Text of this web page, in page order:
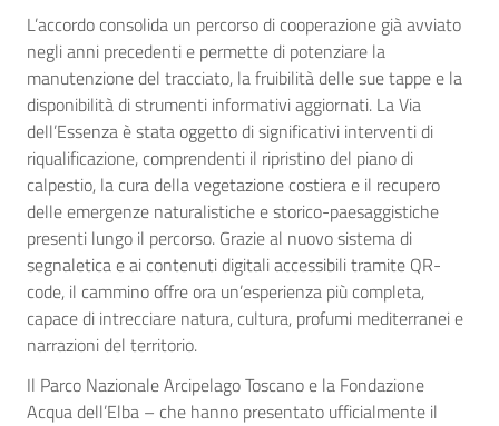
L’accordo consolida un percorso di cooperazione già avviato
negli anni precedenti e permette di potenziare la
manutenzione del tracciato, la fruibilità delle sue tappe e la
disponibilità di strumenti informativi aggiornati. La Via
dell’Essenza è stata oggetto di significativi interventi di
riqualificazione, comprendenti il ripristino del piano di
calpestio, la cura della vegetazione costiera e il recupero
delle emergenze naturalistiche e storico-paesaggistiche
presenti lungo il percorso. Grazie al nuovo sistema di
segnaletica e ai contenuti digitali accessibili tramite QR-
code, il cammino offre ora un’esperienza più completa,
capace di intrecciare natura, cultura, profumi mediterranei e
narrazioni del territorio.
Il Parco Nazionale Arcipelago Toscano e la Fondazione
Acqua dell’Elba – che hanno presentato ufficialmente il